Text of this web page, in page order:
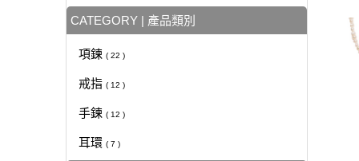
CATEGORY | 產品類別
項鍊 ( 22 )
戒指 ( 12 )
手鍊 ( 12 )
耳環 ( 7 )